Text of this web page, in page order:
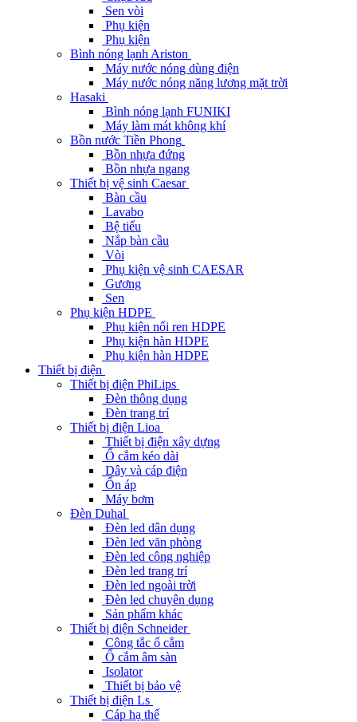
Sen vòi
Phụ kiện
Phụ kiện
Bình nóng lạnh Ariston
Máy nước nóng dùng điện
Máy nước nóng năng lương mặt trời
Hasaki
Bình nóng lạnh FUNIKI
Máy làm mát không khí
Bồn nước Tiền Phong
Bồn nhựa đứng
Bồn nhựa ngang
Thiết bị vệ sinh Caesar
Bàn cầu
Lavabo
Bệ tiểu
Nắp bàn cầu
Vòi
Phụ kiện vệ sinh CAESAR
Gương
Sen
Phụ kiện HDPE
Phụ kiện nối ren HDPE
Phụ kiện hàn HDPE
Phụ kiện hàn HDPE
Thiết bị điện
Thiết bị điện PhiLips
Đèn thông dụng
Đèn trang trí
Thiết bị điện Lioa
Thiết bị điện xây dựng
Ổ cắm kéo dài
Dây và cáp điện
Ổn áp
Máy bơm
Đèn Duhal
Đèn led dân dụng
Đèn led văn phòng
Đèn led công nghiệp
Đèn led trang trí
Đèn led ngoài trời
Đèn led chuyên dụng
Sản phẩm khác
Thiết bị điện Schneider
Công tắc ổ cắm
Ổ cắm âm sàn
Isolator
Thiết bị bảo vệ
Thiết bị điện Ls
Cáp hạ thế